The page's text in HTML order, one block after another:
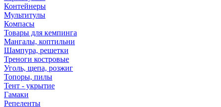
Контейнеры
Мультитулы
Компасы
Товары для кемпинга
Мангалы, коптильни
Шампура, решетки
Треноги костровые
Уголь, щепа, розжиг
Топоры, пилы
Тент - укрытие
Гамаки
Репеленты